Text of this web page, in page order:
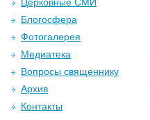
Блогосфера
Фотогалерея
Медиатека
Вопросы священнику
Архив
Контакты